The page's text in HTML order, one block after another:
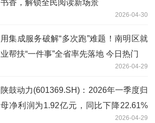
书香，解锁全民阅读新场景
2026-04-30
用集成服务破解“多次跑”难题！南明区就
业帮扶“一件事”全省率先落地 今日热门
2026-04-29
陕鼓动力(601369.SH)：2026年一季度归
母净利润为1.92亿元，同比下降22.61%
2026-04-29